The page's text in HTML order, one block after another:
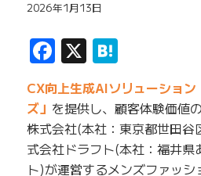
2026年1月13日
Facebook
X Hatena
CX向上生成AIソリューショ
ズ」 を提供し、顧客体験価値
株式会社(本社：東京都世田
式会社ドラフト(本社：福井県
ト)が運営するメンズファッシ